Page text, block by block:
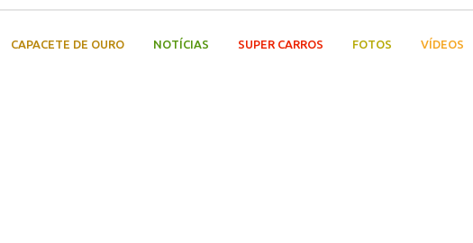
CAPACETE DE OURO NOTÍCIAS SUPER CARROS FOTOS VÍDEOS